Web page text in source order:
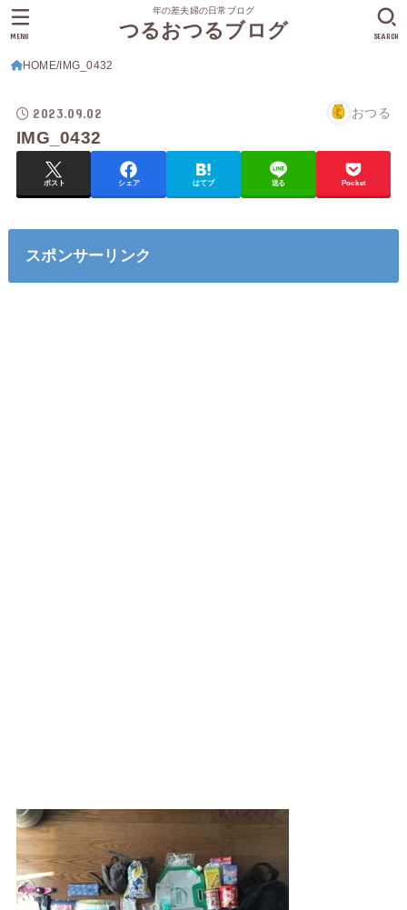
年の差夫婦の日常ブログ
つるおつるブログ SEARCH
MENU
HOME IMG_0432
2023.09.02 おつる
IMG_0432
ポスト シェア はてブ 送る Pocket
スポンサーリンク